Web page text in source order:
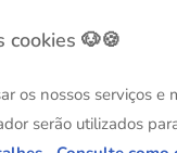
cookies 🐶🍪
os nossos serviços e
serão utilizados